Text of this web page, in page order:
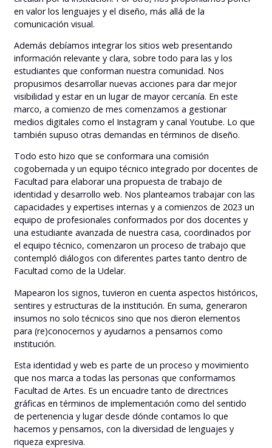
en valor los lenguajes y el diseño, más allá de la
comunicación visual.
Además debíamos integrar los sitios web presentando
información relevante y clara, sobre todo para las y los
estudiantes que conforman nuestra comunidad. Nos
propusimos desarrollar nuevas acciones para dar mejor
visibilidad y estar en un lugar de mayor cercanía. En este
marco, a comienzo de mes comenzamos a gestionar
medios digitales como el Instagram y canal Youtube. Lo que
también supuso otras demandas en términos de diseño.
Todo esto hizo que se conformara una comisión
cogobernada y un equipo técnico integrado por docentes de
Facultad para elaborar una propuesta de trabajo de
identidad y desarrollo web. Nos planteamos trabajar con las
capacidades y expertises internas y a comienzos de 2023 un
equipo de profesionales conformados por dos docentes y
una estudiante avanzada de nuestra casa, coordinados por
el equipo técnico, comenzaron un proceso de trabajo que
contempló diálogos con diferentes partes tanto dentro de
Facultad como de la Udelar.
Mapearon los signos, tuvieron en cuenta aspectos históricos,
sentires y estructuras de la institución. En suma, generaron
insumos no solo técnicos sino que nos dieron elementos
para (re)conocernos y ayudarnos a pensarnos como
institución.
Esta identidad y web es parte de un proceso y movimiento
que nos marca a todas las personas que conformamos
Facultad de Artes. Es un encuadre tanto de directrices
gráficas en términos de implementación como del sentido
de pertenencia y lugar desde dónde contamos lo que
hacemos y pensamos, con la diversidad de lenguajes y
riqueza expresiva.